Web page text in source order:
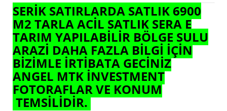
SERİK ŞATIRLARDA SATLIK 6900
M2 TARLA ACİL SATLIK SERA E
TARIM YAPILABİLİR BÖLGE SULU
ARAZİ DAHA FAZLA BİLGİ İÇİN
BİZİMLE İRTİBATA GEÇİNİZ
ANGEL MTK İNVESTMENT
FOTORAFLAR VE KONUM
TEMSİLİDİR.